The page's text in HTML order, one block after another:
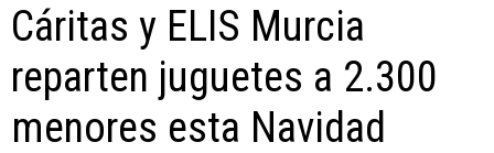
Cáritas y ELIS Murcia
reparten juguetes a 2.300
menores esta Navidad